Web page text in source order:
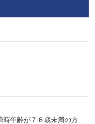
時年齢が７６歳未満の方